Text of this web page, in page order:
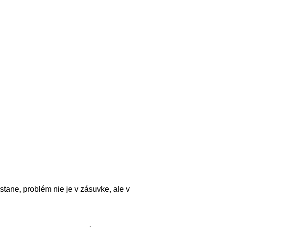
problém nie je v zásuvke, ale v